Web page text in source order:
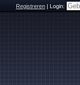
Registreren|Login: